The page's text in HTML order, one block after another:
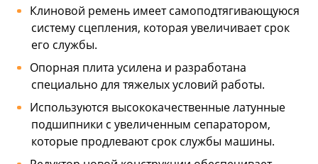
Клиновой ремень имеет самоподтягивающуюся
систему сцепления, которая увеличивает срок
его службы.
Опорная плита усилена и разработана
специально для тяжелых условий работы.
Используются высококачественные латунные
подшипники с увеличенным сепаратором,
которые продлевают срок службы машины.